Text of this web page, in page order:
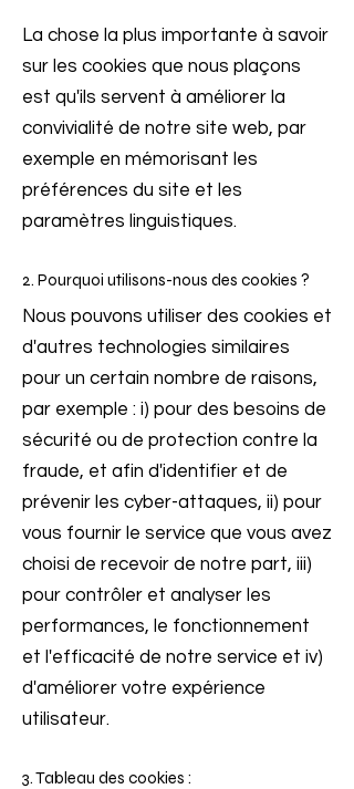
La chose la plus importante à savoir
sur les cookies que nous plaçons
est qu'ils servent à améliorer la
convivialité de notre site web, par
exemple en mémorisant les
préférences du site et les
paramètres linguistiques.
2. Pourquoi utilisons-nous des cookies ?
Nous pouvons utiliser des cookies et
d'autres technologies similaires
pour un certain nombre de raisons,
par exemple : i) pour des besoins de
sécurité ou de protection contre la
fraude, et afin d'identifier et de
prévenir les cyber-attaques, ii) pour
vous fournir le service que vous avez
choisi de recevoir de notre part, iii)
pour contrôler et analyser les
performances, le fonctionnement
et l'efficacité de notre service et iv)
d'améliorer votre expérience
utilisateur.
3. Tableau des cookies :